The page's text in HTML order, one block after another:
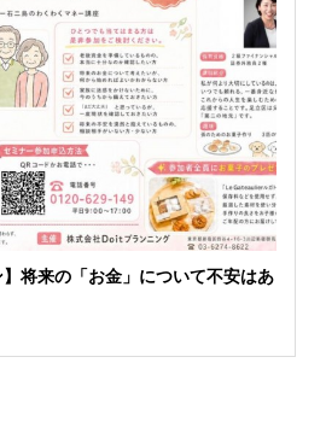
】将来の「お金」について不安はあ